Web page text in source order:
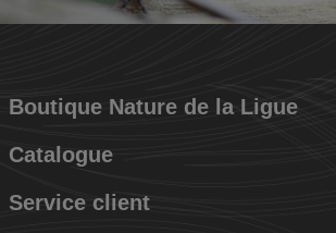
Boutique Nature de la Ligue
Catalogue
Service client